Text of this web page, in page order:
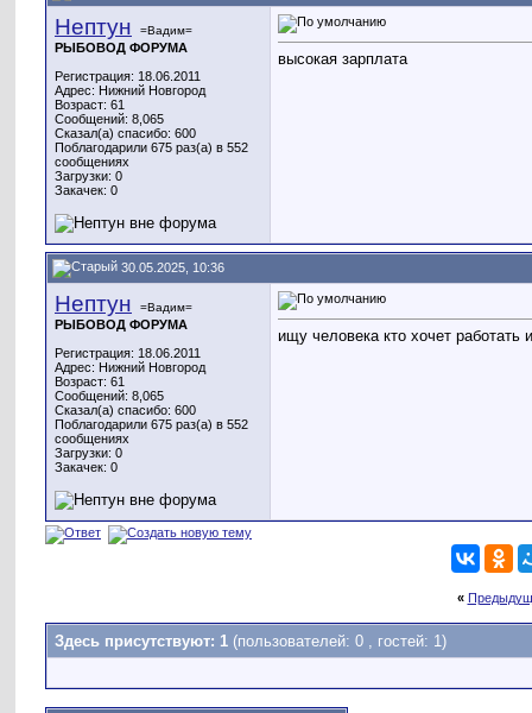
Нептун =Вадим=
РЫБОВОД ФОРУМА
Регистрация: 18.06.2011
Адрес: Нижний Новгород
Возраст: 61
Сообщений: 8,065
Сказал(а) спасибо: 600
Поблагодарили 675 раз(а) в 552
сообщениях
Загрузки: 0
Закачек: 0
высокая зарплата
30.05.2025, 10:36
Нептун =Вадим=
РЫБОВОД ФОРУМА
Регистрация: 18.06.2011
Адрес: Нижний Новгород
Возраст: 61
Сообщений: 8,065
Сказал(а) спасибо: 600
Поблагодарили 675 раз(а) в 552
сообщениях
Загрузки: 0
Закачек: 0
ищу человека кто хочет работать
«
Здесь присутствуют: 1 (пользователей: 0 , гостей: 1)